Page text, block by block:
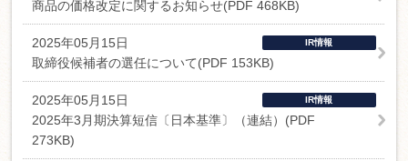
商品の価格改定に関するお知らせ(PDF 468KB)
2025年05月15日 IR情報
取締役候補者の選任について(PDF 153KB)
2025年05月15日 IR情報
2025年3月期決算短信〔日本基準〕（連結）(PDF
273KB)